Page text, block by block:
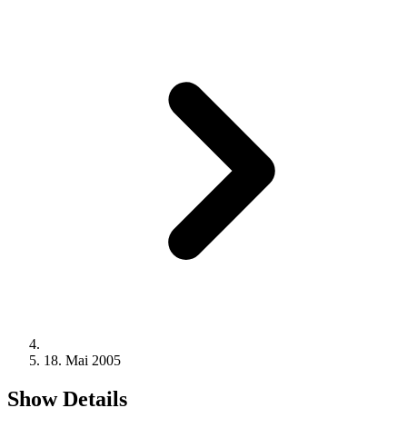
18. Mai 2005
Show Details